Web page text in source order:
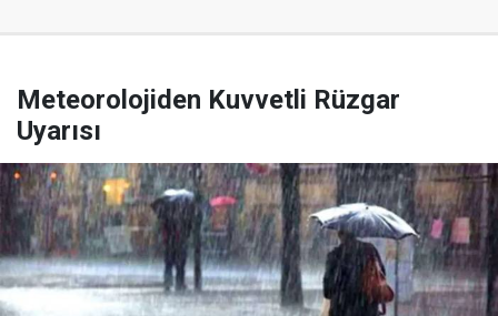
Meteorolojiden Kuvvetli Rüzgar
Uyarısı